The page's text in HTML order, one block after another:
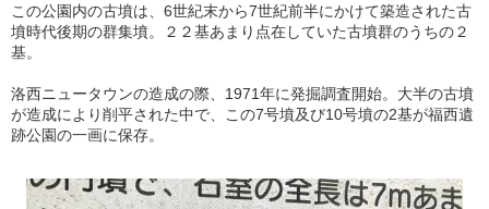
この公園内の古墳は、6世紀末から7世紀前半にかけて築造された古
墳時代後期の群集墳。２２基あまり点在していた古墳群のうちの２
基。
洛西ニュータウンの造成の際、1971年に発掘調査開始。大半の古墳
が造成により削平された中で、この7号墳及び10号墳の2基が福西遺
跡公園の一画に保存。